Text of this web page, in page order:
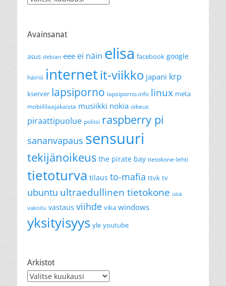
Avainsanat
asus debian eee ei näin elisa facebook google
häiriö internetit-viikko japani krp
kserver lapsiporno lapsiporno.info linux meta
mobiililaajakaista musiikki nokia oikeus
piraattipuolue poliisi raspberry pi
sananvapaus sensuuri
tekijänoikeus the pirate bay tietokone-lehti
tietoturva tilaus to-mafia ttvk tv
ubuntu ultraedullinen tietokone usa
vakoilu vastaus viihde vika windows
yksityisyys yle youtube
Arkistot
Arkistot